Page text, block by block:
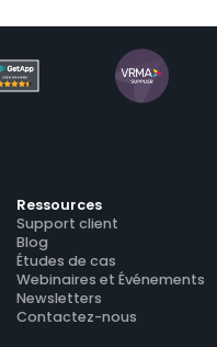
Ressources
Support client
Blog
Études de cas
Webinaires et Événements
Newsletters
Contactez-nous